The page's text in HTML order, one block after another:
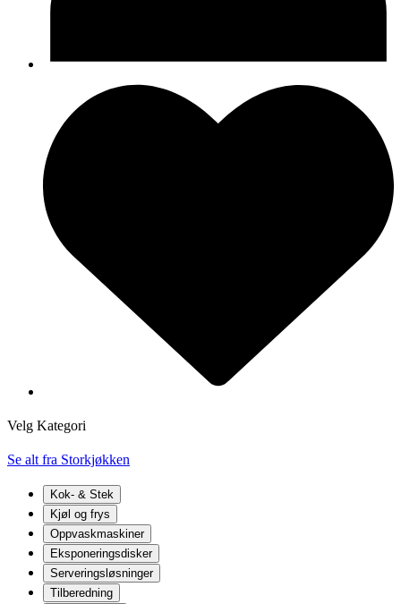
Velg Kategori
Se alt fra Storkjøkken
Kok- & Stek
Kjøl og frys
Oppvaskmaskiner
Eksponeringsdisker
Serveringsløsninger
Tilberedning